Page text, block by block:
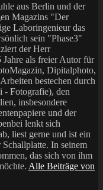
aus Berlin und der
Magazins "Der
Laboringenieur das
sein "Phase3"
der Herr
als freier Autor für
Dipitalphoto,
bestechen durch
- Fotografie), den
insbesondere
und der
lenkt sich
liest gerne und ist ein
In seinem
das sich von ihm
Alle Beiträge von